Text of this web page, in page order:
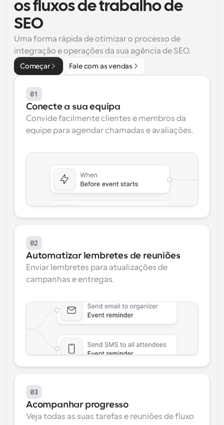
Agendamento potenciado com chamadas
impulsionadas por IA
Fluxos de trabalho
Automatizar agendamento e lembretes
Blogue
Mantenha-se atualizado com as últimas notícias e
atualizações
Reuniões Instantâneas
Reunião com clientes em minutos
Agende reuniões de forma fluida com várias pessoas
Receba notificações quando algo acontecer
os fluxos de trabalho de
SEO
Uma forma rápida de otimizar o processo de
integração e operações da sua agência de SEO.
Começar Fale com as vendas
01
Conecte a sua equipa
Convide facilmente clientes e membros da
equipe para agendar chamadas e avaliações.
02
Automatizar lembretes de reuniões
Enviar lembretes para atualizações de
campanhas e entregas.
03
Acompanhar progresso
Veja todas as suas tarefas e reuniões de fluxo